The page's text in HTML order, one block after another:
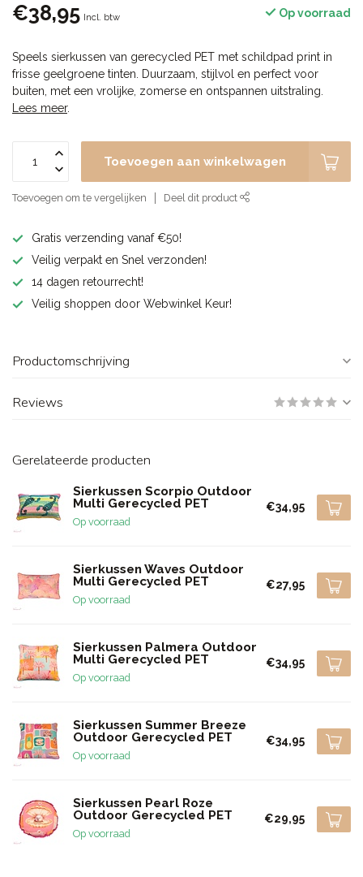
€38,95 Incl. btw Op voorraad
Speels sierkussen van gerecycled PET met schildpad print in
frisse geelgroene tinten. Duurzaam, stijlvol en perfect voor
buiten, met een vrolijke, zomerse en ontspannen uitstraling.
Lees meer.
Toevoegen aan winkelwagen
Toevoegen om te vergelijken Deel dit product
Gratis verzending vanaf €50!
Veilig verpakt en Snel verzonden!
14 dagen retourrecht!
Veilig shoppen door Webwinkel Keur!
Productomschrijving
Reviews
Gerelateerde producten
Sierkussen Scorpio Outdoor
Multi Gerecycled PET
Op voorraad
€34,95
Sierkussen Waves Outdoor
Multi Gerecycled PET
Op voorraad
€27,95
Sierkussen Palmera Outdoor
Multi Gerecycled PET
Op voorraad
€34,95
Sierkussen Summer Breeze
Outdoor Gerecycled PET
Op voorraad
€34,95
Sierkussen Pearl Roze
Outdoor Gerecycled PET
Op voorraad
€29,95